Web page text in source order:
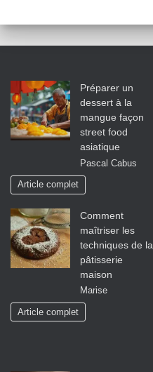
Préparer un
dessert à la
mangue façon
street food
asiatique
Pascal Cabus
Article complet
Comment
maîtriser les
techniques de la
pâtisserie
maison
Marise
Article complet